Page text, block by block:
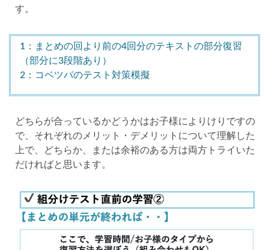
す。
1：まとめの回より前の4回分のテキストの部分復習
（部分に3段階あり）
2：コベツバのテスト対策模擬
どちらが合っているかどうかはお子様によりけりですの
で、それぞれのメリット・デメリットについて理解した
上で、どちらか、または余裕のある方は両方トライいた
だければと思います。